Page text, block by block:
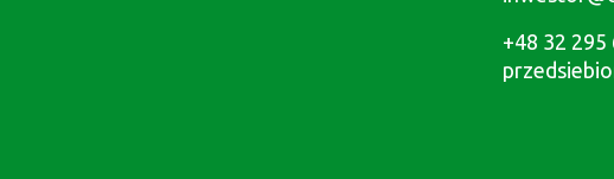
+48 32 295